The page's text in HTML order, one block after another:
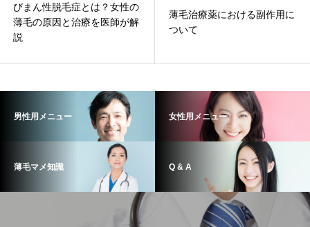
びまん性脱毛症とは？女性の
薄毛の原因と治療を医師が解
説
薄毛治療薬における副作用に
ついて
男性用メニュー 女性用メニュー
薄毛マメ知識 Q & A